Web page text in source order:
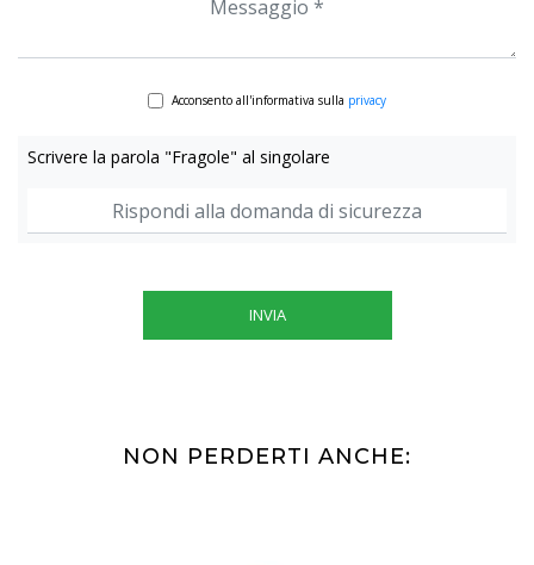
Acconsento all'informativa sulla privacy
Scrivere la parola "Fragole" al singolare
INVIA
NON PERDERTI ANCHE: